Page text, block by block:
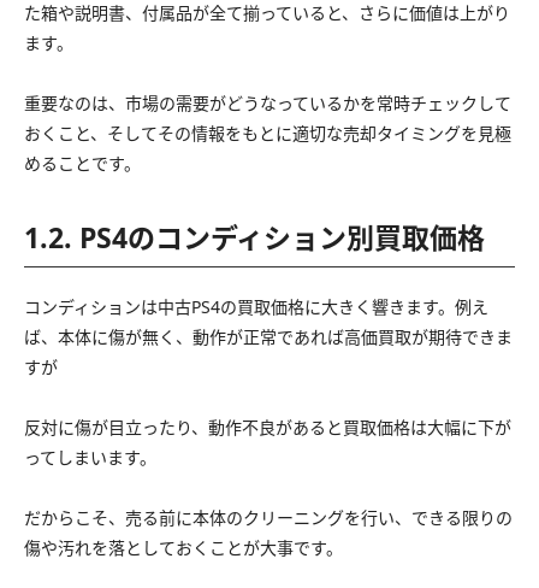
た箱や説明書、付属品が全て揃っていると、さらに価値は上がり
ます。
重要なのは、市場の需要がどうなっているかを常時チェックして
おくこと、そしてその情報をもとに適切な売却タイミングを見極
めることです。
1.2. PS4のコンディション別買取価格
コンディションは中古PS4の買取価格に大きく響きます。例え
ば、本体に傷が無く、動作が正常であれば高価買取が期待できま
すが
反対に傷が目立ったり、動作不良があると買取価格は大幅に下が
ってしまいます。
だからこそ、売る前に本体のクリーニングを行い、できる限りの
傷や汚れを落としておくことが大事です。